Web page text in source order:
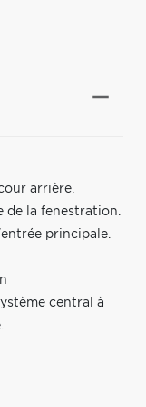
arrière.
de la fenestration.
principale.
central à